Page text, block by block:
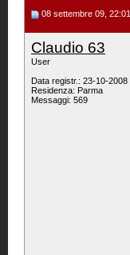
08 settembre 09, 22:01
Claudio 63
User
Data registr.: 23-10-2008
Residenza: Parma
Messaggi: 569